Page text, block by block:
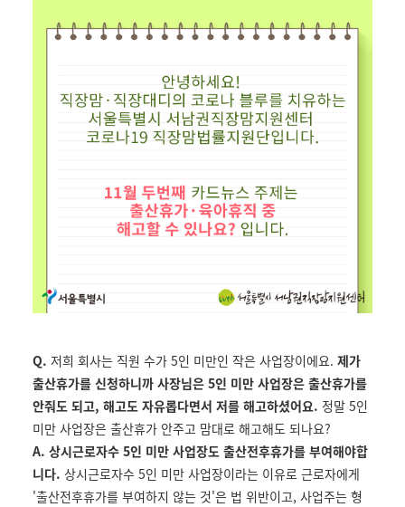
Q. 저희 회사는 직원 수가 5인 미만인 작은 사업장이에요. 제가
출산휴가를 신청하니까 사장님은 5인 미만 사업장은 출산휴가를
안줘도 되고, 해고도 자유롭다면서 저를 해고하셨어요. 정말 5인
미만 사업장은 출산휴가 안주고 맘대로 해고해도 되나요?
A. 상시근로자수 5인 미만 사업장도 출산전후휴가를 부여해야합
니다. 상시근로자수 5인 미만 사업장이라는 이유로 근로자에게
'출산전후휴가를 부여하지 않는 것'은 법 위반이고, 사업주는 형